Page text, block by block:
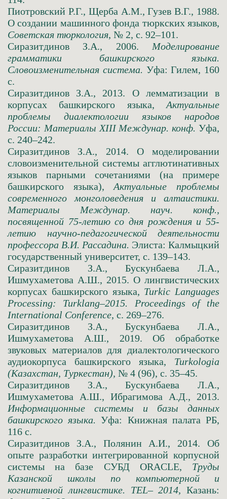
Пиотровский Р.Г., Щерба А.М., Гузев В.Г., 1988.
О создании машинного фонда тюркских языков,
Советская тюркология, № 2, с. 92–101.
Сиразитдинов З.А., 2006. Моделирование
грамматики башкирского языка.
Словоизменительная система. Уфа: Гилем, 160
с.
Сиразитдинов З.А., 2013. О лемматизации в
корпусах башкирского языка, Актуальные
проблемы диалектологии языков народов
России: Материалы XIII Междунар. конф. Уфа,
с. 240–242.
Сиразитдинов З.А., 2014. О моделировании
словоизменительной системы агглютинативных
языков парными сочетаниями (на примере
башкирского языка),Актуальные проблемы
современного монголоведения и алтаистики.
Материалы Междунар. науч. конф.,
посвященной 75-летию со дня рождения и 55-
летию научно-педагогической деятельности
профессора В.И. Рассадина. Элиста: Калмыцкий
государственный университет, с. 139–143.
Сиразитдинов З.А., Бускунбаева Л.А.,
Ишмухаметова А.Ш., 2015. О лингвистических
корпусах башкирского языка, Turkic Languages
Processing: Turklang–2015. Proceedings of the
International Conference, с. 269–276.
Сиразитдинов З.А., Бускунбаева Л.А.,
Ишмухаметова А.Ш., 2019. Об обработке
звуковых материалов для диалектологического
аудиокорпуса башкирского языка, Turkologia
(Казахстан, Туркестан), № 4 (96), с. 35–45.
Сиразитдинов З.А., Бускунбаева Л.А.,
Ишмухаметова А.Ш., Ибрагимова А.Д., 2013.
Информационные системы и базы данных
башкирского языка. Уфа: Книжная палата РБ,
116 с.
Сиразитдинов З.А., Полянин А.И., 2014. Об
опыте разработки интегрированной корпусной
системы на базе СУБД ORACLE, Труды
Казанской школы по компьютерной и
когнитивной лингвистике. TEL– 2014, Казань: